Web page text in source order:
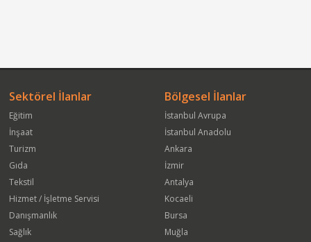
Sektörel İlanlar
Eğitim
İnşaat
Turizm
Gıda
Tekstil
Hizmet / İşletme Servisi
Danışmanlık
Sağlık
Bölgesel İlanlar
İstanbul Avrupa
İstanbul Anadolu
Ankara
İzmir
Antalya
Kocaeli
Bursa
Muğla